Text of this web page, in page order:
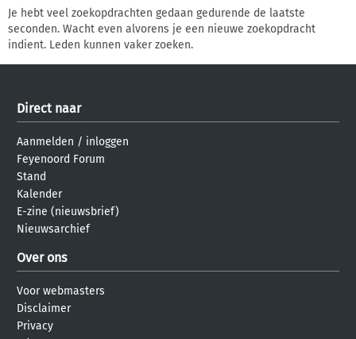
Je hebt veel zoekopdrachten gedaan gedurende de laatste
seconden. Wacht even alvorens je een nieuwe zoekopdracht
indient. Leden kunnen vaker zoeken.
Direct naar
Aanmelden / inloggen
Feyenoord Forum
Stand
Kalender
E-zine (nieuwsbrief)
Nieuwsarchief
Over ons
Voor webmasters
Disclaimer
Privacy